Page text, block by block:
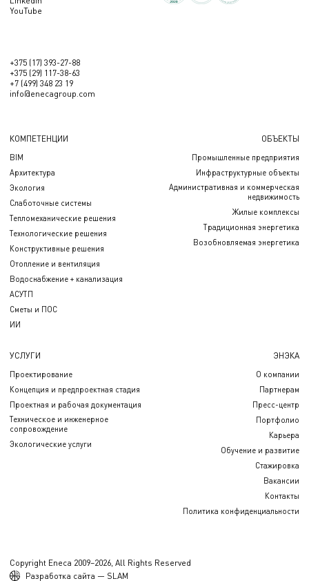
YouTube
+375 (17) 393-27-88
+375 (29) 117-38-63
+7 (499) 348 23 19
info@enecagroup.com
КОМПЕТЕНЦИИ
BIM
Архитектура
Экология
Слаботочные системы
Тепломеханические решения
Технологические решения
Конструктивные решения
Отопление и вентиляция
Водоснабжение + канализация
АСУТП
Сметы и ПОС
ИИ
ОБЪЕКТЫ
Промышленные предприятия
Инфраструктурные объекты
Административная и коммерческая
недвижимость
Жилые комплексы
Традиционная энергетика
Возобновляемая энергетика
УСЛУГИ
Проектирование
Концепция и предпроектная стадия
Проектная и рабочая документация
Техническое и инженерное
сопровождение
Экологические услуги
ЭНЭКА
О компании
Партнерам
Пресс-центр
Портфолио
Карьера
Обучение и развитие
Стажировка
Вакансии
Контакты
Политика конфиденциальности
Copyright Eneca 2009–2026, All Rights Reserved
Разработка сайта — SLAM